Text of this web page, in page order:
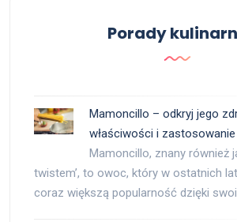
Porady
Mamoncillo – odkryj jego
właściwości i
Mamoncillo, znany również
twistem’, to owoc, który w ostatnich
coraz większą popularność dzięki